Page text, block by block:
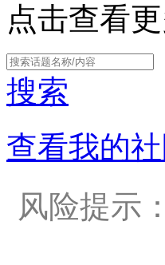
点击查看
搜索
查看我的
风险提示